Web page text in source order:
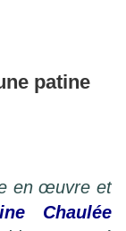
patine
en œuvre et
Chaulée